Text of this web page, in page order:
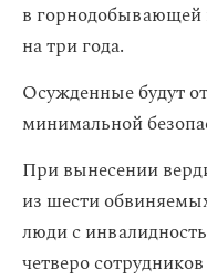
в горнодобывающей
на три года.
Осужденные будут
минимальной
При вынесении
из шести
люди с
четверо